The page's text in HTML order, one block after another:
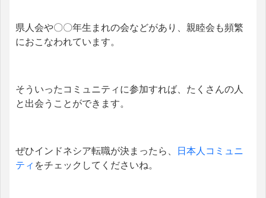
県人会や〇〇年生まれの会などがあり、親睦会も頻繁
におこなわれています。
そういったコミュニティに参加すれば、たくさんの人
と出会うことができます。
ぜひインドネシア転職が決まったら、 日本人コミュニ
ティ をチェックしてくださいね。